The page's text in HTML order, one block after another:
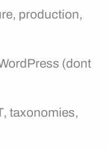
production,
(dont
taxonomies,